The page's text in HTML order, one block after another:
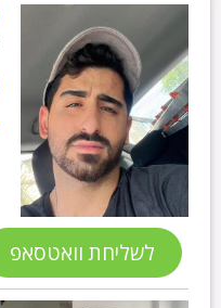
לשליחת וואטסאפ